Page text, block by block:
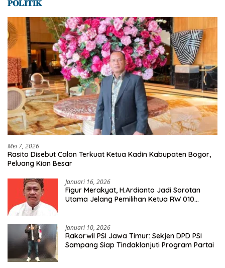
𝐏𝐎𝐋𝐈𝐓𝐈𝐊
Mei 7, 2026
Rasito Disebut Calon Terkuat Ketua Kadin Kabupaten Bogor,
Peluang Kian Besar
Januari 16, 2026
Figur Merakyat, H.Ardianto Jadi Sorotan
Utama Jelang Pemilihan Ketua RW 010
Januari 10, 2026
Rakorwil PSI Jawa Timur: Sekjen DPD PSI
Sampang Siap Tindaklanjuti Program Partai